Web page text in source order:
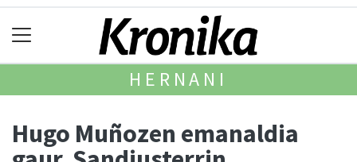
HERNANI
Hugo Muñozen emanaldia